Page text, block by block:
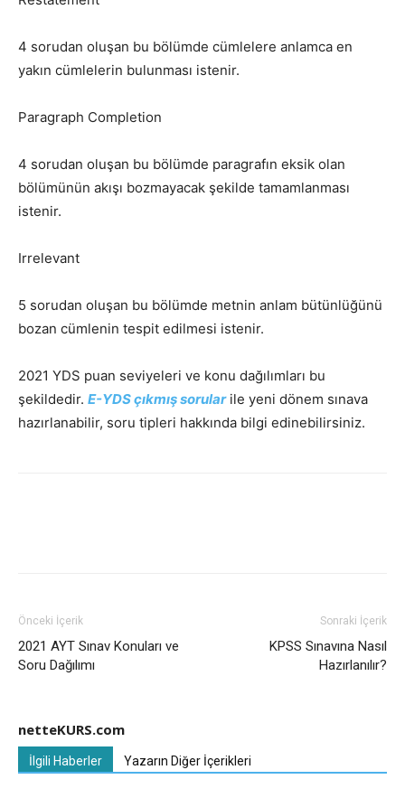
4 sorudan oluşan bu bölümde cümlelere anlamca en
yakın cümlelerin bulunması istenir.
Paragraph Completion
4 sorudan oluşan bu bölümde paragrafın eksik olan
bölümünün akışı bozmayacak şekilde tamamlanması
istenir.
Irrelevant
5 sorudan oluşan bu bölümde metnin anlam bütünlüğünü
bozan cümlenin tespit edilmesi istenir.
2021 YDS puan seviyeleri ve konu dağılımları bu
şekildedir. E-YDS çıkmış sorularile yeni dönem sınava
hazırlanabilir, soru tipleri hakkında bilgi edinebilirsiniz.
Önceki İçerik
2021 AYT Sınav Konuları ve
Soru Dağılımı
Sonraki İçerik
KPSS Sınavına Nasıl
Hazırlanılır?
netteKURS.com
İlgili Haberler Yazarın Diğer İçerikleri